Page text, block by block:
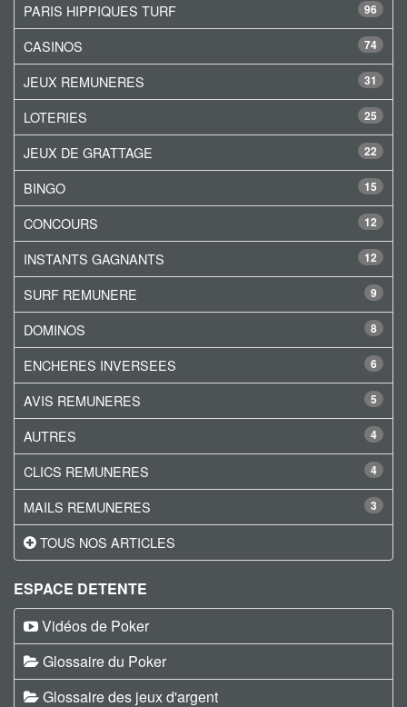
96
PARIS HIPPIQUES TURF
74
CASINOS
31
JEUX REMUNERES
25
LOTERIES
22
JEUX DE GRATTAGE
15
BINGO
12
CONCOURS
12
INSTANTS GAGNANTS
9
SURF REMUNERE
8
DOMINOS
6
ENCHERES INVERSEES
5
AVIS REMUNERES
4
AUTRES
4
CLICS REMUNERES
3
MAILS REMUNERES
TOUS NOS ARTICLES
ESPACE DETENTE
Vidéos de Poker
Glossaire du Poker
Glossaire des jeux d'argent